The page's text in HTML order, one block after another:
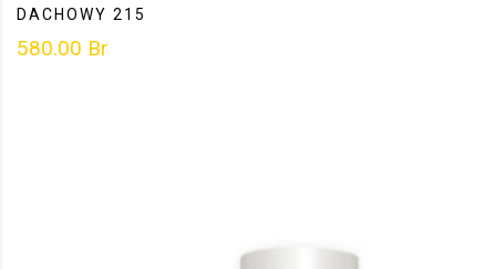
DACHOWY 215
580.00 Br